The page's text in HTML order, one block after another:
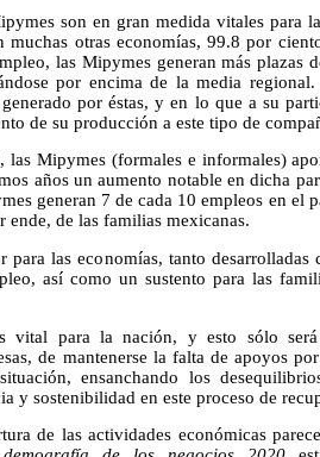
son en gran medida vitales para
muchas otras economías, 99.8 por
las Mipymes generan más plazas
por encima de la media
por éstas, y en lo que a su
de su producción a este tipo de
las Mipymes (formales e informales)
años un aumento notable en dicha
generan 7 de cada 10 empleos en el
de las familias mexicanas.
las economías, tanto desarrolladas
así como un sustento para las
vital para la nación, y esto sólo
de mantenerse la falta de apoyos
ensanchando los
y sostenibilidad en este proceso de
de las actividades económicas